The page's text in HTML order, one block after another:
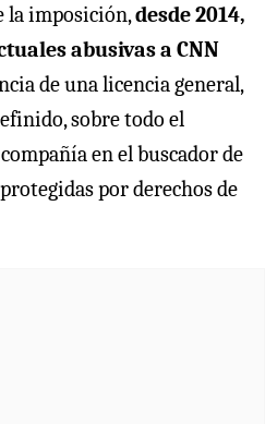
la imposición,desde 2014,
abusivas a CNN
de una licencia general,
sobre todo el
en el buscador de
por derechos de